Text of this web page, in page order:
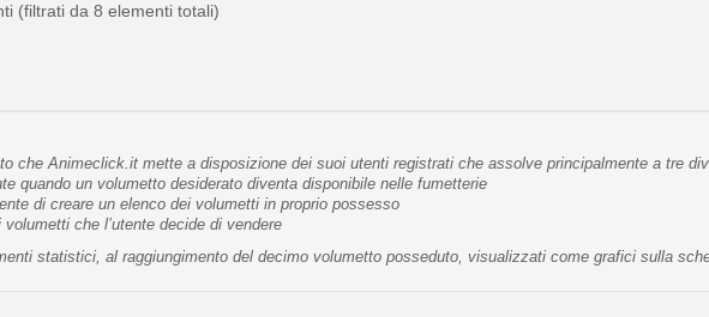
(filtrati da 8 elementi totali)
che Animeclick.it mette a disposizione dei suoi utenti registrati che assolve principalmente a tre
quando un volumetto desiderato diventa disponibile nelle fumetterie
di creare un elenco dei volumetti in proprio possesso
che l’utente decide di vendere
statistici, al raggiungimento del decimo volumetto posseduto, visualizzati come grafici sulla